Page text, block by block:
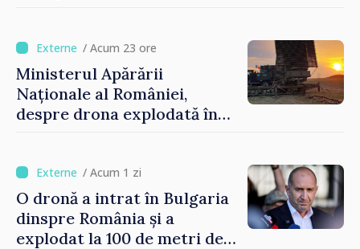
finală
/ Acum 23 ore
Ministerul Apărării
Naționale al României,
despre drona explodată în
vehicul aerian”
/ Acum 1 zi
O dronă a intrat în Bulgaria
dinspre România și a
explodat la 100 de metri de